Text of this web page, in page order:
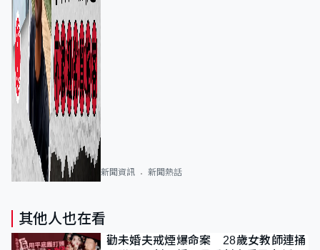
新聞資訊 新聞熱話
其他人也在看
勸未婚夫戒煙爆命案 28歲女教師連捅